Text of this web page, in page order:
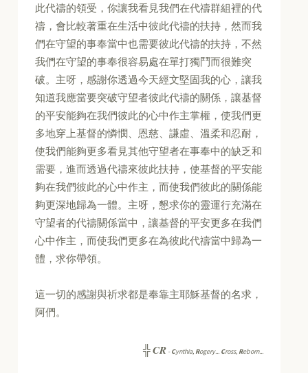
此代禱的領受，你讓我看見我們在代禱群組裡的代
禱，會比較著重在生活中彼此代禱的扶持，然而我
們在守望的事奉當中也需要彼此代禱的扶持，不然
我們在守望的事奉很容易處在單打獨鬥而很難突
破。主呀，感謝你透過今天經文堅固我的心，讓我
知道我應當要突破守望者彼此代禱的關係，讓基督
的平安能夠在我們彼此的心中作主掌權，使我們更
多地穿上基督的憐憫、恩慈、謙虛、溫柔和忍耐，
使我們能夠更多看見其他守望者在事奉中的缺乏和
需要，進而透過代禱來彼此扶持，使基督的平安能
夠在我們彼此的心中作主，而使我們彼此的關係能
夠更深地歸為一體。主呀，懇求你的靈運行充滿在
守望者的代禱關係當中，讓基督的平安更多在我們
心中作主，而使我們更多在為彼此代禱當中歸為一
體，求你帶領。
這一切的感謝與祈求都是奉靠主耶穌基督的名求，
阿們。
╬CR -Cynthia, Rogery... Cross, Reborn...